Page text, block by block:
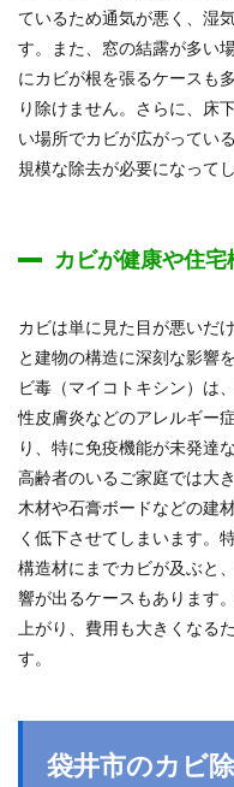
ているため通気が悪く、湿
す。また、窓の結露が多い
にカビが根を張るケースも
り除けません。さらに、床
い場所でカビが広がってい
規模な除去が必要になって
カビが健康や住
カビは単に見た目が悪いだ
と建物の構造に深刻な影響
ビ毒（マイコトキシン）は
性皮膚炎などのアレルギー
り、特に免疫機能が未発達
高齢者のいるご家庭では大
木材や石膏ボードなどの建
く低下させてしまいます。
構造材にまでカビが及ぶと
響が出るケースもあります
上がり、費用も大きくなる
す。
袋井市のカビ